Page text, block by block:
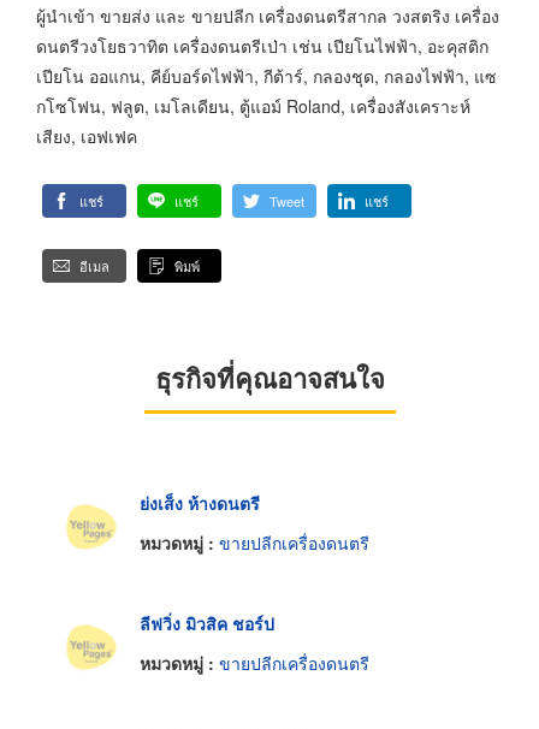
ผู้นำเข้า ขายส่ง และ ขายปลีก เครื่องดนตรีสากล วงสตริง เครื่อง
ดนตรีวงโยธวาทิต เครื่องดนตรีเป่า เช่น เปียโนไฟฟ้า, อะคุสติก
เปียโน ออแกน, คีย์บอร์ดไฟฟ้า, กีต้าร์, กลองชุด, กลองไฟฟ้า, แซ
กโซโฟน, ฟลูต, เมโลเดียน, ตู้แอม์ Roland, เครื่องสังเคราะห์
เสียง, เอฟเฟค
แชร์ แชร์ Tweet แชร์
อีเมล พิมพ์
ธุรกิจที่คุณอาจสนใจ
ย่งเส็ง ห้างดนตรี
หมวดหมู่ : ขายปลีกเครื่องดนตรี
ลีฟวิ่ง มิวสิค ชอร์ป
หมวดหมู่ : ขายปลีกเครื่องดนตรี